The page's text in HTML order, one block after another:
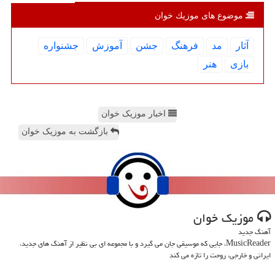
موضوع های موزیك خوان
آثار مد فرهنگ جشن آموزش
جشنواره
بازی
هنر
اخبار موزیک خوان
بازگشت به موزیک خوان
موزیك خوان
آهنگ جدید
MusicReader، جایی که موسیقی جان می گیرد و با مجموعه ای بی نظیر از آهنگ های جدید،
ایرانی و خارجی، روحت را تازه می کند